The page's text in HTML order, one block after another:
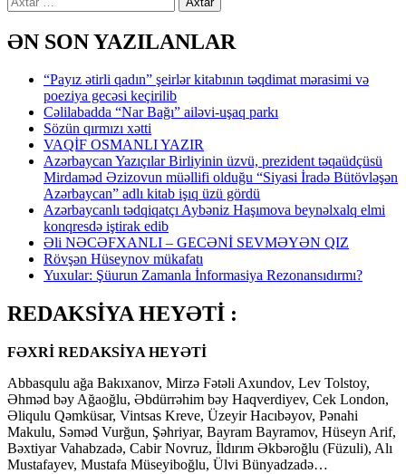
ƏN SON YAZILANLAR
“Payız ətirli qadın” şeirlər kitabının təqdimat mərasimi və
poeziya gecəsi keçirilib
Cəlilabadda “Nar Bağı” ailəvi-uşaq parkı
Sözün qırmızı xətti
VAQİF OSMANLI YAZIR
Azərbaycan Yazıçılar Birliyinin üzvü, prezident təqaüdçüsü
Mirdaməd Əzizovun müəllifi olduğu “Siyasi İradə Bütövləşən
Azərbaycan” adlı kitab işıq üzü gördü
Azərbaycanlı tədqiqatçı Aybəniz Haşımova beynəlxalq elmi
konqresdə iştirak edib
Əli NƏCƏFXANLI – GECƏNİ SEVMƏYƏN QIZ
Rövşən Hüseynov mükafatı
Yuxular: Şüurun Zamanla İnformasiya Rezonansıdırmı?
REDAKSİYA HEYƏTİ :
FƏXRİ REDAKSİYA HEYƏTİ
Abbasqulu ağa Bakıxanov, Mirzə Fətəli Axundov, Lev Tolstoy,
Əhməd bəy Ağaoğlu, Əbdürrəhim bəy Haqverdiyev, Cek London,
Əliqulu Qəmküsar, Vintsas Kreve, Üzeyir Hacıbəyov, Pənahi
Makulu, Səməd Vurğun, Şəhriyar, Bayram Bayramov, Hüseyn Arif,
Bəxtiyar Vahabzadə, Cabir Novruz, İldırım Əkbəroğlu (Füzuli), Alı
Mustafayev, Mustafa Müseyiboğlu, Ülvi Bünyadzadə…